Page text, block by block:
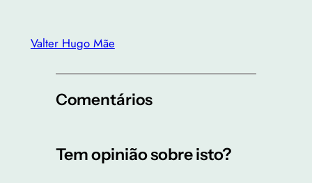
Valter Hugo Mãe
Comentários
Tem opinião sobre isto?